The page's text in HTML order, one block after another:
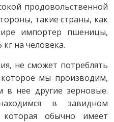
продовольственной
такие страны, как
импортер пшеницы,
на человека.
не сможет потреблять
мы производим,
нее другие зерновые.
в завидном
обычно имеет